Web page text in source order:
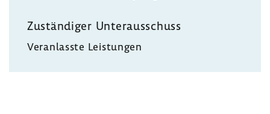
Zustän­diger Unter­aus­schuss
Veran­lasste Leis­tungen